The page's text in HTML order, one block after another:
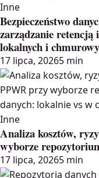
Inne
Bezpieczeństwo
zarządzanie retencją
lokalnych i
17 lipca, 20265 min
Inne
Analiza kosztów,
wyborze
17 lipca, 20265 min